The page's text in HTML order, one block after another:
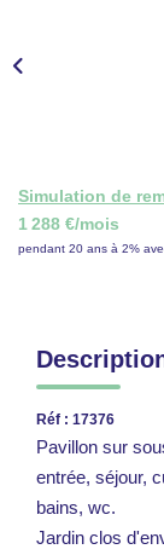
Simulation de
1 288 €/mois
pendant 20 ans à 2%
Réf : 17376
Pavillon sur
entrée, séjour,
bains, wc.
Jardin clos